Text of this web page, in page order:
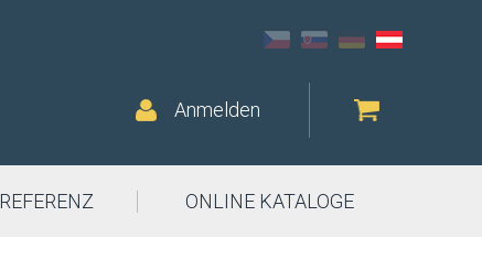
Anmelden
REFERENZ ONLINE KATALOGE